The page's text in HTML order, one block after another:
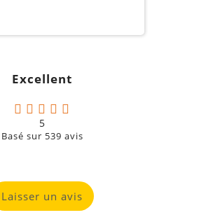
Excellent
5
Basé sur 539 avis
Laisser un avis